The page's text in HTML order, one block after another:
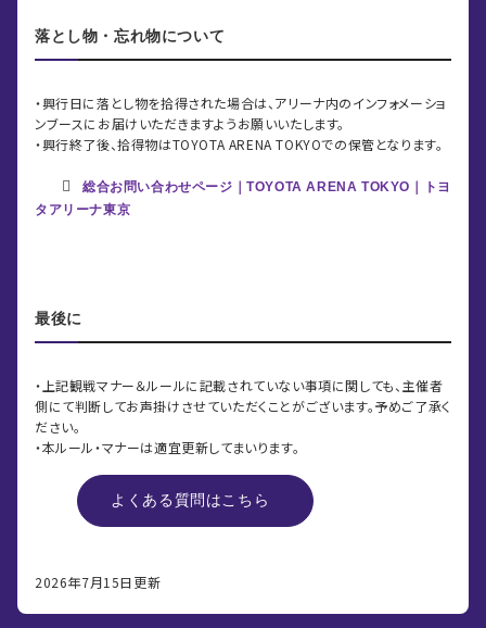
落とし物・忘れ物について
・興行日に落とし物を拾得された場合は、アリーナ内のインフォメーショ
ンブースにお届けいただきますようお願いいたします。
・興行終了後、拾得物はTOYOTA ARENA TOKYOでの保管となります。
総合お問い合わせページ｜TOYOTA ARENA TOKYO｜トヨ
タアリーナ東京
最後に
・上記観戦マナー＆ルールに記載されていない事項に関しても、主催者
側にて判断してお声掛けさせていただくことがございます。予めご了承く
ださい。
・本ルール・マナーは適宜更新してまいります。
よくある質問はこちら
2026年7月15日更新